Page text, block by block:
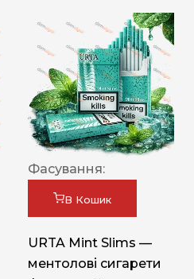
Фасування:
В Кошик
URTA Mint Slims —
ментолові сигарети